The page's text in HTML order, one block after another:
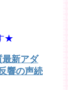
★
最新アダ
響の声続